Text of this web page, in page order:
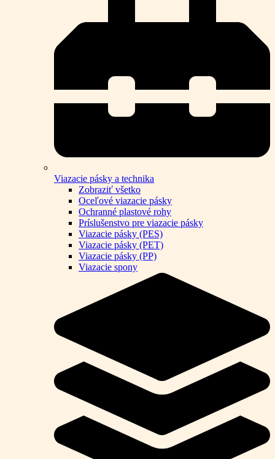
Viazacie pásky a technika
Zobraziť všetko
Oceľové viazacie pásky
Ochranné plastové rohy
Príslušenstvo pre viazacie pásky
Viazacie pásky (PES)
Viazacie pásky (PET)
Viazacie pásky (PP)
Viazacie spony